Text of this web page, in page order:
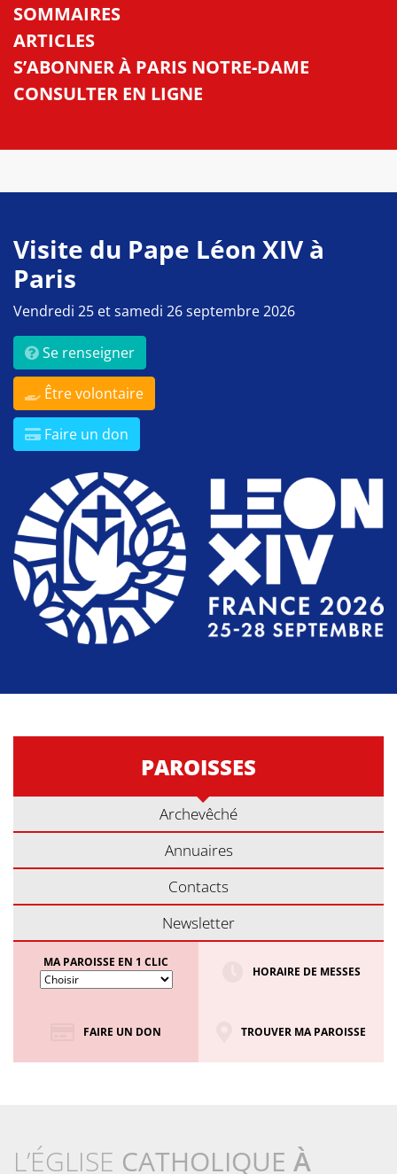
SOMMAIRES
ARTICLES
S’ABONNER À PARIS NOTRE-DAME
CONSULTER EN LIGNE
Visite du Pape Léon XIV à
Paris
Vendredi 25 et samedi 26 septembre 2026
Se renseigner
Être volontaire
Faire un don
PAROISSES
Archevêché
Annuaires
Contacts
Newsletter
MA PAROISSE EN 1 CLIC
HORAIRE DE MESSES
FAIRE UN DON TROUVER MA PAROISSE
L’ÉGLISE CATHOLIQUE À